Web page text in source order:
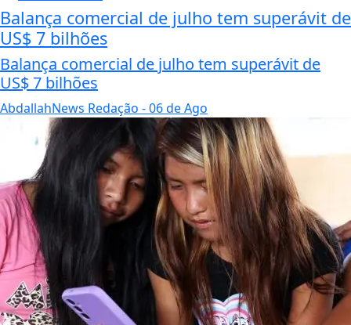
Balança comercial de julho tem superávit de
US$ 7 bilhões
Balança comercial de julho tem superávit de
US$ 7 bilhões
AbdallahNews Redação - 06 de Ago